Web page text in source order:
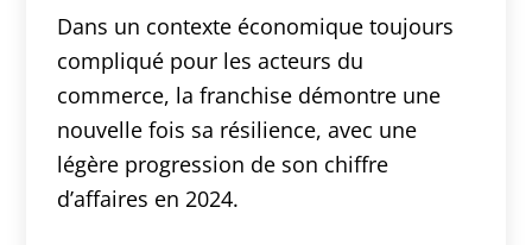
Dans un contexte économique toujours
compliqué pour les acteurs du
commerce, la franchise démontre une
nouvelle fois sa résilience, avec une
légère progression de son chiffre
d’affaires en 2024.